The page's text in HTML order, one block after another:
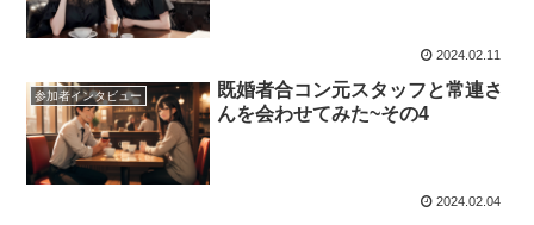
2024.02.11
参加者インタビュー
既婚者合コン元スタッフと常連さ
んを会わせてみた~その4
2024.02.04